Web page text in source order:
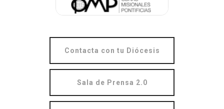
Contacta con tu Diócesis
Sala de Prensa 2.0